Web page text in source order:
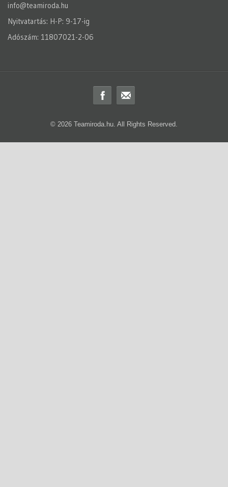
info@teamiroda.hu
Nyitvatartás: H-P: 9-17-ig
Adószám: 11807021-2-06
© 2026 Teamiroda.hu. All Rights Reserved.